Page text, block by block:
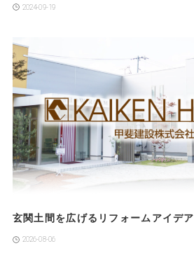
2024-09-19
玄関土間を広げるリフォームアイデア
2026-08-06